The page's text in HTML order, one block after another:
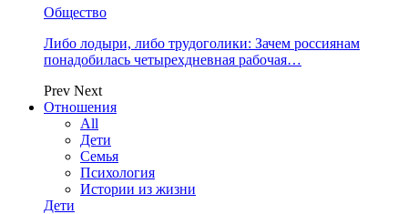
Общество
Либо лодыри, либо трудоголики: Зачем россиянам
понадобилась четырехдневная рабочая…
Prev Next
Отношения
All
Дети
Семья
Психология
Истории из жизни
Дети